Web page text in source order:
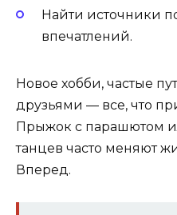
Найти источники
впечатлений.
Новое хобби, частые
друзьями — все, что
Прыжок с парашютом
танцев часто меняют
Вперед.